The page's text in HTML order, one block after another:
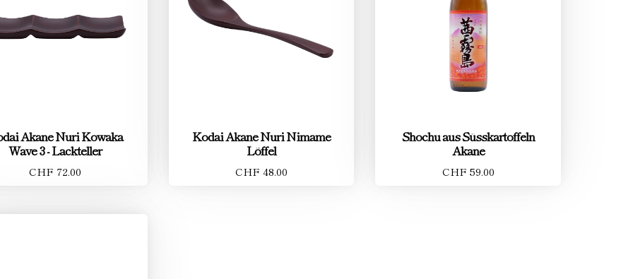
Akane Nuri Kowaka
Wave 3 - Lackteller
CHF 72.00
Kodai Akane Nuri Nimame
Löffel
CHF 48.00
Shochu aus Süsskartoffeln
Akane
CHF 59.00